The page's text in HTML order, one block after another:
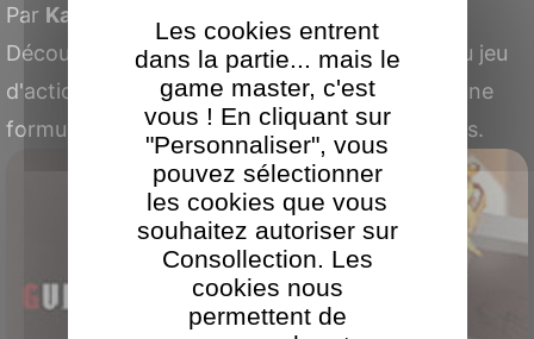
Par Kacem
Découvrez le test de Dark Scrolls ! Le nouveau jeu
d'action rétro édité par Devolver Digital livre une
formule arcade efficace mais non sans défauts.
Les cookies entrent
dans la partie... mais le
game master, c'est
vous ! En cliquant sur
"Personnaliser", vous
pouvez sélectionner
les cookies que vous
souhaitez autoriser sur
Consollection. Les
cookies nous
permettent de